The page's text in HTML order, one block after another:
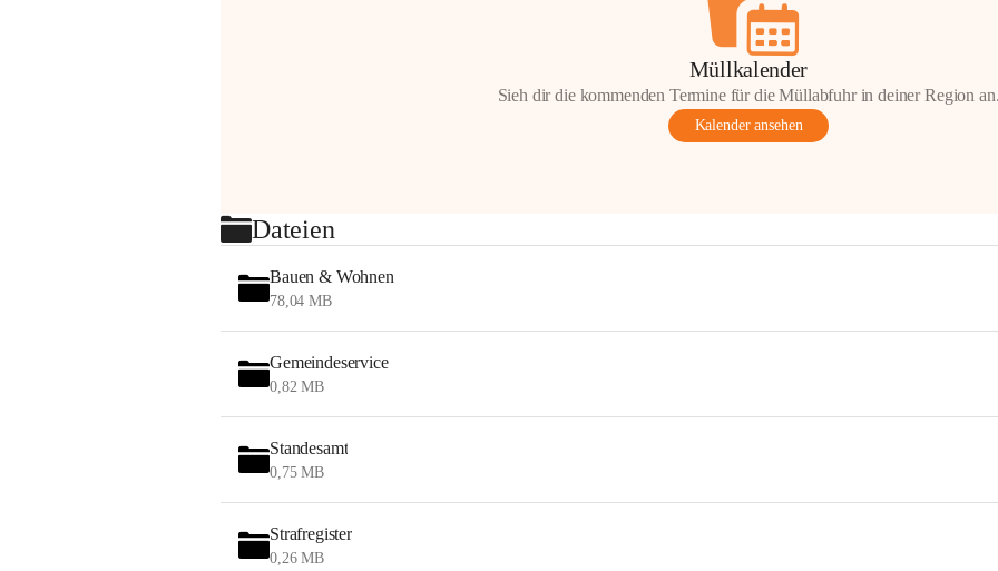
Müllkalender
Sieh dir die kommenden Termine für die Müllabfuhr in deiner Region
Kalender ansehen
Dateien
Bauen & Wohnen
78,04 MB
Gemeindeservice
0,82 MB
Standesamt
0,75 MB
Strafregister
0,26 MB